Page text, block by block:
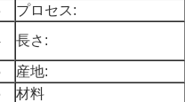
プロセス:
長さ:
産地:
材料